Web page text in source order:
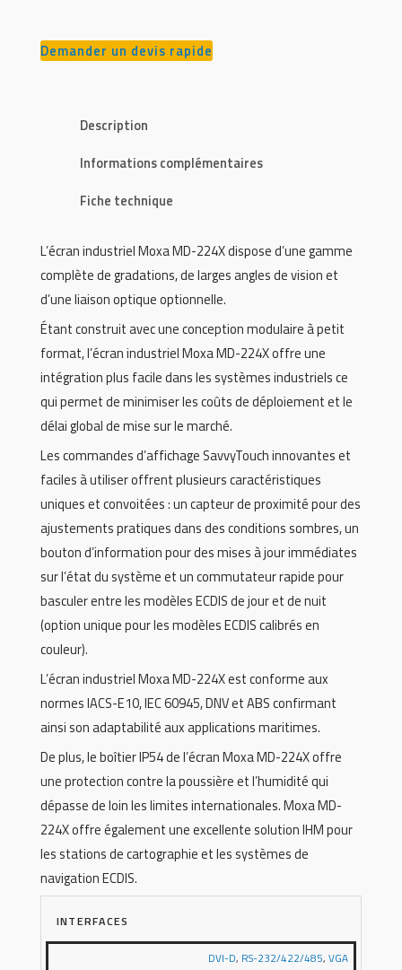
Demander un devis rapide
Description
Informations complémentaires
Fiche technique
L’écran industriel Moxa MD-224X dispose d’une gamme
complète de gradations, de larges angles de vision et
d’une liaison optique optionnelle.
Étant construit avec une conception modulaire à petit
format, l’écran industriel Moxa MD-224X offre une
intégration plus facile dans les systèmes industriels ce
qui permet de minimiser les coûts de déploiement et le
délai global de mise sur le marché.
Les commandes d’affichage SavvyTouch innovantes et
faciles à utiliser offrent plusieurs caractéristiques
uniques et convoitées : un capteur de proximité pour des
ajustements pratiques dans des conditions sombres, un
bouton d’information pour des mises à jour immédiates
sur l’état du système et un commutateur rapide pour
basculer entre les modèles ECDIS de jour et de nuit
(option unique pour les modèles ECDIS calibrés en
couleur).
L’écran industriel Moxa MD-224X est conforme aux
normes IACS-E10, IEC 60945, DNV et ABS confirmant
ainsi son adaptabilité aux applications maritimes.
De plus, le boîtier IP54 de l’écran Moxa MD-224X offre
une protection contre la poussière et l’humidité qui
dépasse de loin les limites internationales. Moxa MD-
224X offre également une excellente solution IHM pour
les stations de cartographie et les systèmes de
navigation ECDIS.
INTERFACES
DVI-D, RS-232/422/485,VGA